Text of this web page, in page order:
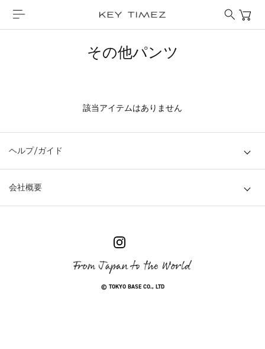
その他パンツ
該当アイテムはありません
ヘルプ/ガイド
会社概要
© TOKYO BASE CO., LTD